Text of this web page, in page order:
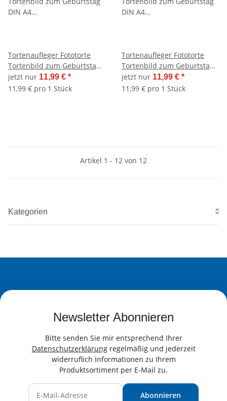
Tortenaufleger Fototorte
Tortenbild zum Geburtstag
DIN A4 G32 (Zuckerpapier)
jetzt nur 11,99 € *
11,99 € pro 1 Stück
Tortenaufleger Fototorte
Tortenbild zum Geburtstag
DIN A4 G33 (Zuckerpapier)
jetzt nur 11,99 € *
11,99 € pro 1 Stück
Artikel 1 - 12 von 12
Kategorien
Newsletter Abonnieren
Bitte senden Sie mir entsprechend Ihrer
Datenschutzerklärungregelmäßig und jederzeit
widerruflich Informationen zu Ihrem
Produktsortiment per E-Mail zu.
Abonnieren